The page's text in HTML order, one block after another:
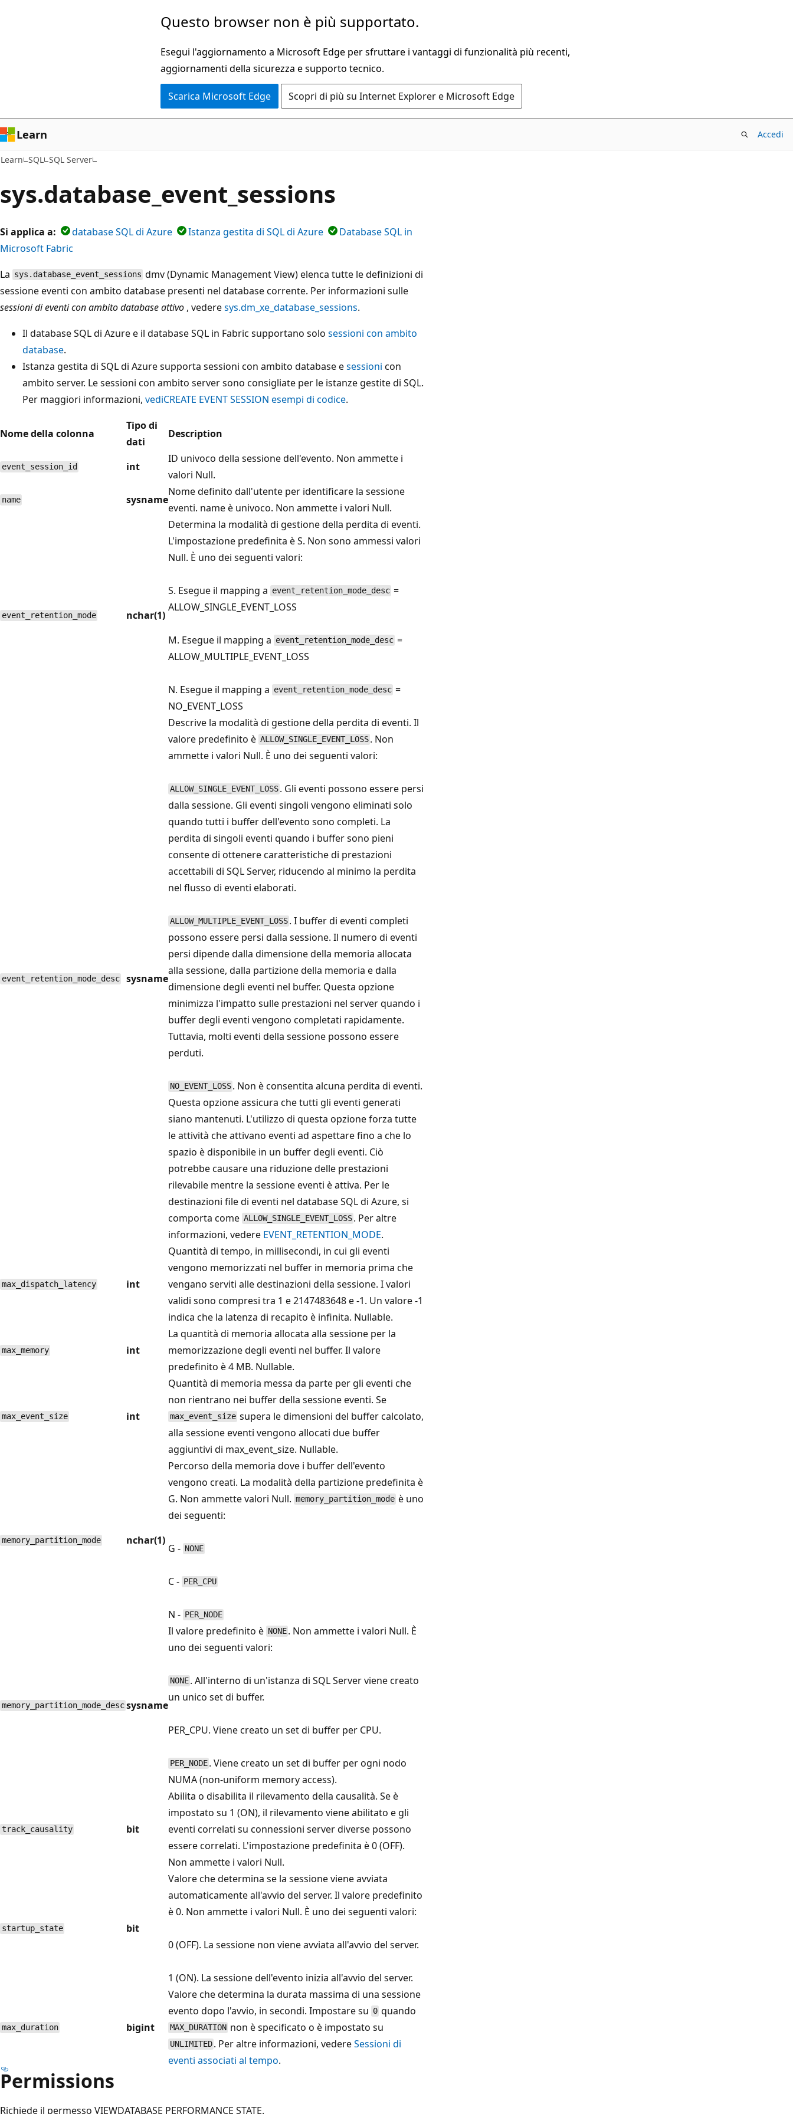
Questo browser non è più supportato.
Esegui l'aggiornamento a Microsoft Edge per sfruttare i vantaggi di funzionalità più recenti,
aggiornamenti della sicurezza e supporto tecnico.
Scarica Microsoft Edge Scopri di più su Internet Explorer e Microsoft Edge
Learn Accedi
Learn SQL SQL Server
sys.database_event_sessions
Si applica a: database SQL di Azure Istanza gestita di SQL di Azure
Database SQL in
Microsoft Fabric
La sys.database_event_sessions dmv (Dynamic Management View) elenca tutte le definizioni di
sessione eventi con ambito database presenti nel database corrente. Per informazioni sulle
sessioni di eventi con ambito database attivo , vederesys.dm_xe_database_sessions.
Il database SQL di Azure e il database SQL in Fabric supportano solo sessioni con ambito
database.
Istanza gestita di SQL di Azure supporta sessioni con ambito database esessioni con
ambito server. Le sessioni con ambito server sono consigliate per le istanze gestite di SQL.
Per maggiori informazioni, vediCREATE EVENT SESSION esempi di codice.
Nome della colonna
Tipo di
dati
Description
event_session_id int
ID univoco della sessione dell'evento. Non ammette i
valori Null.
name sysname
Nome definito dall'utente per identificare la sessione
eventi. name è univoco. Non ammette i valori Null.
event_retention_mode nchar(1)
Determina la modalità di gestione della perdita di eventi.
L'impostazione predefinita è S. Non sono ammessi valori
Null. È uno dei seguenti valori:
S. Esegue il mapping a event_retention_mode_desc =
ALLOW_SINGLE_EVENT_LOSS
M. Esegue il mapping a event_retention_mode_desc =
ALLOW_MULTIPLE_EVENT_LOSS
N. Esegue il mapping a event_retention_mode_desc =
NO_EVENT_LOSS
event_retention_mode_desc sysname
Descrive la modalità di gestione della perdita di eventi. Il
valore predefinito è ALLOW_SINGLE_EVENT_LOSS . Non
ammette i valori Null. È uno dei seguenti valori:
ALLOW_SINGLE_EVENT_LOSS . Gli eventi possono essere persi
dalla sessione. Gli eventi singoli vengono eliminati solo
quando tutti i buffer dell'evento sono completi. La
perdita di singoli eventi quando i buffer sono pieni
consente di ottenere caratteristiche di prestazioni
accettabili di SQL Server, riducendo al minimo la perdita
nel flusso di eventi elaborati.
ALLOW_MULTIPLE_EVENT_LOSS . I buffer di eventi completi
possono essere persi dalla sessione. Il numero di eventi
persi dipende dalla dimensione della memoria allocata
alla sessione, dalla partizione della memoria e dalla
dimensione degli eventi nel buffer. Questa opzione
minimizza l'impatto sulle prestazioni nel server quando i
buffer degli eventi vengono completati rapidamente.
Tuttavia, molti eventi della sessione possono essere
perduti.
NO_EVENT_LOSS . Non è consentita alcuna perdita di eventi.
Questa opzione assicura che tutti gli eventi generati
siano mantenuti. L'utilizzo di questa opzione forza tutte
le attività che attivano eventi ad aspettare fino a che lo
spazio è disponibile in un buffer degli eventi. Ciò
potrebbe causare una riduzione delle prestazioni
rilevabile mentre la sessione eventi è attiva. Per le
destinazioni file di eventi nel database SQL di Azure, si
comporta come ALLOW_SINGLE_EVENT_LOSS . Per altre
informazioni, vedere EVENT_RETENTION_MODE.
max_dispatch_latency int
Quantità di tempo, in millisecondi, in cui gli eventi
vengono memorizzati nel buffer in memoria prima che
vengano serviti alle destinazioni della sessione. I valori
validi sono compresi tra 1 e 2147483648 e -1. Un valore -1
indica che la latenza di recapito è infinita. Nullable.
max_memory int
La quantità di memoria allocata alla sessione per la
memorizzazione degli eventi nel buffer. Il valore
predefinito è 4 MB. Nullable.
max_event_size int
Quantità di memoria messa da parte per gli eventi che
non rientrano nei buffer della sessione eventi. Se
max_event_size supera le dimensioni del buffer calcolato,
alla sessione eventi vengono allocati due buffer
aggiuntivi di max_event_size. Nullable.
memory_partition_mode nchar(1)
Percorso della memoria dove i buffer dell'evento
vengono creati. La modalità della partizione predefinita è
G. Non ammette valori Null. memory_partition_mode è uno
dei seguenti:
G - NONE
C - PER_CPU
N - PER_NODE
memory_partition_mode_desc sysname
Il valore predefinito è NONE . Non ammette i valori Null. È
uno dei seguenti valori:
NONE . All'interno di un'istanza di SQL Server viene creato
un unico set di buffer.
PER_CPU. Viene creato un set di buffer per CPU.
PER_NODE . Viene creato un set di buffer per ogni nodo
NUMA (non-uniform memory access).
track_causality bit
Abilita o disabilita il rilevamento della causalità. Se è
impostato su 1 (ON), il rilevamento viene abilitato e gli
eventi correlati su connessioni server diverse possono
essere correlati. L'impostazione predefinita è 0 (OFF).
Non ammette i valori Null.
startup_state bit
Valore che determina se la sessione viene avviata
automaticamente all'avvio del server. Il valore predefinito
è 0. Non ammette i valori Null. È uno dei seguenti valori:
0 (OFF). La sessione non viene avviata all'avvio del server.
1 (ON). La sessione dell'evento inizia all'avvio del server.
max_duration bigint
Valore che determina la durata massima di una sessione
evento dopo l'avvio, in secondi. Impostare su 0 quando
MAX_DURATION non è specificato o è impostato su
UNLIMITED . Per altre informazioni, vedereSessioni di
eventi associati al tempo.
Permissions
Richiede il permesso VIEWDATABASE PERFORMANCE STATE.